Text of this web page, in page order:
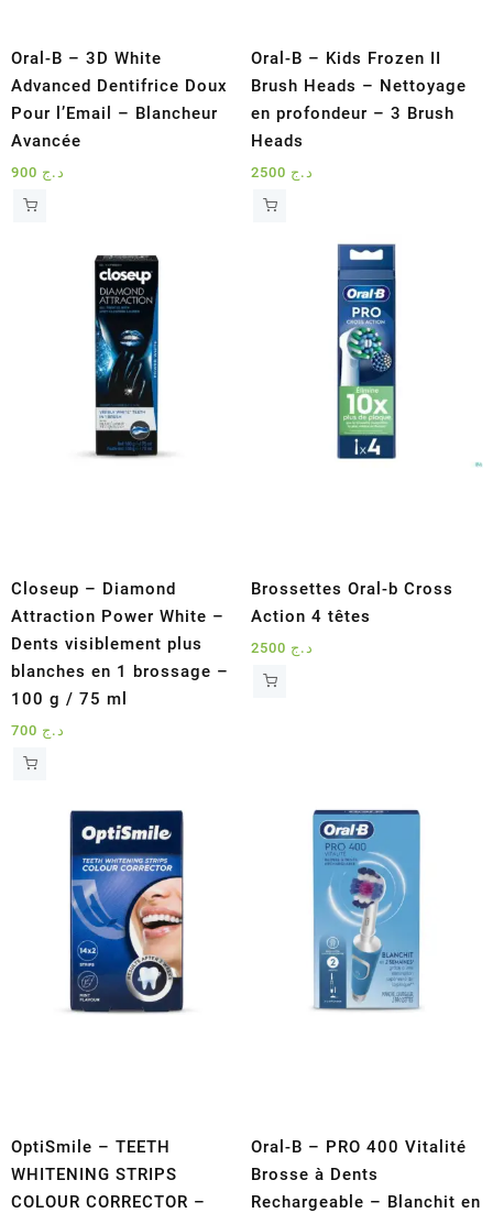
Oral-B – 3D White
Advanced Dentifrice Doux
Pour l’Email – Blancheur
Avancée
د.ج
Oral-B – Kids Frozen II
Brush Heads – Nettoyage
en profondeur – 3 Brush
Heads
د.ج
Closeup – Diamond
Attraction Power White –
Dents visiblement plus
blanches en 1 brossage –
100 g / 75 ml
د.ج
Brossettes Oral-b Cross
Action 4 têtes
د.ج
OptiSmile – TEETH
WHITENING STRIPS
COLOUR CORRECTOR –
Oral-B – PRO 400 Vitalité
Brosse à Dents
Rechargeable – Blanchit en